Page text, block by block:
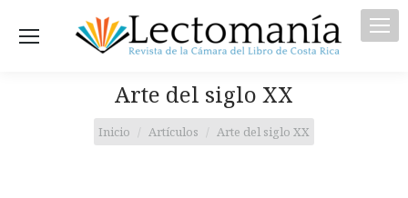
Arte del siglo XX
Estás aquí:
Inicio Artículos Arte del siglo XX